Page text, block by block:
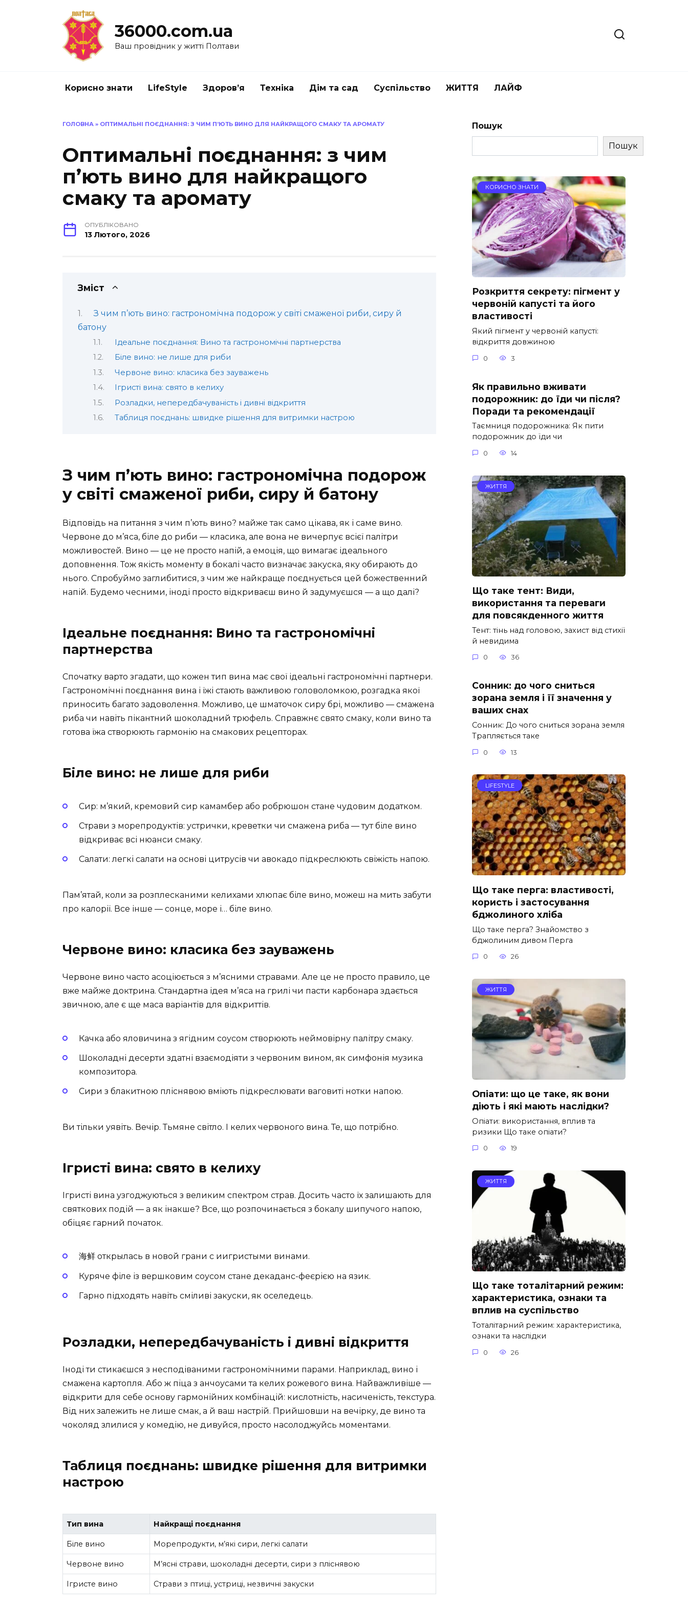
36000.com.ua
Ваш провідник у житті Полтави
Корисно знати LifeStyle Здоров’я Техніка Дім та сад Суспільство ЖИТТЯ ЛАЙФ
ГОЛОВНА » ОПТИМАЛЬНІ ПОЄДНАННЯ: З ЧИМ П’ЮТЬ ВИНО ДЛЯ НАЙКРАЩОГО СМАКУ ТА АРОМАТУ
Оптимальні поєднання: з чим
п’ють вино для найкращого
смаку та аромату
ОПУБЛІКОВАНО
13 Лютого, 2026
Зміст
З чим п’ють вино: гастрономічна подорож у світі смаженої риби, сиру й
батону
Ідеальне поєднання: Вино та гастрономічні партнерства
Біле вино: не лише для риби
Червоне вино: класика без зауважень
Ігристі вина: свято в келиху
Розладки, непередбачуваність і дивні відкриття
Таблиця поєднань: швидке рішення для витримки настрою
З чим п’ють вино: гастрономічна подорож
у світі смаженої риби, сиру й батону
Відповідь на питання з чим п’ють вино? майже так само цікава, як і саме вино.
Червоне до м’яса, біле до риби — класика, але вона не вичерпує всієї палітри
можливостей. Вино — це не просто напій, а емоція, що вимагає ідеального
доповнення. Тож якість моменту в бокалі часто визначає закуска, яку обирають до
нього. Спробуймо заглибитися, з чим же найкраще поєднується цей божественний
напій. Будемо чесними, іноді просто відкриваєш вино й задумуєшся — а що далі?
Ідеальне поєднання: Вино та гастрономічні
партнерства
Спочатку варто згадати, що кожен тип вина має свої ідеальні гастрономічні партнери.
Гастрономічні поєднання вина і їжі стають важливою головоломкою, розгадка якої
приносить багато задоволення. Можливо, це шматочок сиру брі, можливо — смажена
риба чи навіть пікантний шоколадний трюфель. Справжнє свято смаку, коли вино та
готова їжа створюють гармонію на смакових рецепторах.
Біле вино: не лише для риби
Сир: м’який, кремовий сир камамбер або робрюшон стане чудовим додатком.
Страви з морепродуктів: устрички, креветки чи смажена риба — тут біле вино
відкриває всі нюанси смаку.
Салати: легкі салати на основі цитрусів чи авокадо підкреслюють свіжість напою.
Пам’ятай, коли за розплесканими келихами хлюпає біле вино, можеш на мить забути
про калорії. Все інше — сонце, море і… біле вино.
Червоне вино: класика без зауважень
Червоне вино часто асоціюється з м’ясними стравами. Але це не просто правило, це
вже майже доктрина. Стандартна ідея м’яса на грилі чи пасти карбонара здається
звичною, але є ще маса варіантів для відкриттів.
Качка або яловичина з ягідним соусом створюють неймовірну палітру смаку.
Шоколадні десерти здатні взаємодіяти з червоним вином, як симфонія музика
композитора.
Сири з блакитною пліснявою вміють підкреслювати ваговиті нотки напою.
Ви тільки уявіть. Вечір. Тьмяне світло. І келих червоного вина. Те, що потрібно.
Ігристі вина: свято в келиху
Ігристі вина узгоджуються з великим спектром страв. Досить часто їх залишають для
святкових подій — а як інакше? Все, що розпочинається з бокалу шипучого напою,
обіцяє гарний початок.
海鲜 открылась в новой грани с иигристыми винами.
Куряче філе із вершковим соусом стане декаданс-феєрією на язик.
Гарно підходять навіть сміливі закуски, як оселедець.
Розладки, непередбачуваність і дивні відкриття
Іноді ти стикаєшся з несподіваними гастрономічними парами. Наприклад, вино і
смажена картопля. Або ж піца з анчоусами та келих рожевого вина. Найважливіше —
відкрити для себе основу гармонійних комбінацій: кислотність, насиченість, текстура.
Від них залежить не лише смак, а й ваш настрій. Прийшовши на вечірку, де вино та
чоколяд злилися у комедію, не дивуйся, просто насолоджуйсь моментами.
Таблиця поєднань: швидке рішення для витримки
настрою
Тип вина Найкращі поєднання
Біле вино Морепродукти, м’які сири, легкі салати
Червоне вино М’ясні страви, шоколадні десерти, сири з пліснявою
Ігристе вино Страви з птиці, устриці, незвичні закуски
Пошук
Пошук
КОРИСНО ЗНАТИ
Розкриття секрету: пігмент у
червоній капусті та його
властивості
Який пігмент у червоній капусті:
відкриття довжиною
0 3
Як правильно вживати
подорожник: до їди чи після?
Поради та рекомендації
Таємниця подорожника: Як пити
подорожник до їди чи
0 14
ЖИТТЯ
Що таке тент: Види,
використання та переваги
для повсякденного життя
Тент: тінь над головою, захист від стихії
й невидима
0 36
Сонник: до чого сниться
зорана земля і її значення у
ваших снах
Сонник: До чого сниться зорана земля
Трапляється таке
0 13
LIFESTYLE
Що таке перга: властивості,
користь і застосування
бджолиного хліба
Що таке перга? Знайомство з
бджолиним дивом Перга
0 26
ЖИТТЯ
Опіати: що це таке, як вони
діють і які мають наслідки?
Опіати: використання, вплив та
ризики Що таке опіати?
0 19
ЖИТТЯ
Що таке тоталітарний режим:
характеристика, ознаки та
вплив на суспільство
Тоталітарний режим: характеристика,
ознаки та наслідки
0 26